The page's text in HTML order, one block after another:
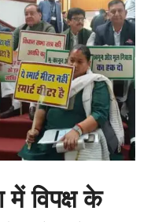
विपक्ष के